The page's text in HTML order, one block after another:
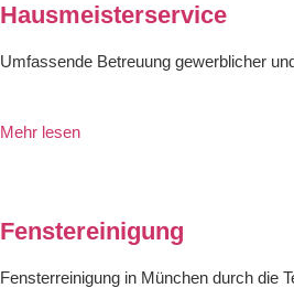
Hausmeisterservice
Umfassende Betreuung gewerblicher
Mehr lesen
Fenstereinigung
Fensterreinigung in München durch die